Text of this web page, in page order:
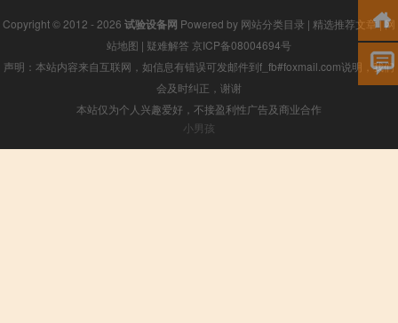
Copyright © 2012 - 2026 试验设备网 Powered by 网站分类目录 | 精选推荐文章 |网
站地图 | 疑难解答 京ICP备08004694号
声明：本站内容来自互联网，如信息有错误可发邮件到f_fb#foxmail.com说明，我们
会及时纠正，谢谢
本站仅为个人兴趣爱好，不接盈利性广告及商业合作
小男孩